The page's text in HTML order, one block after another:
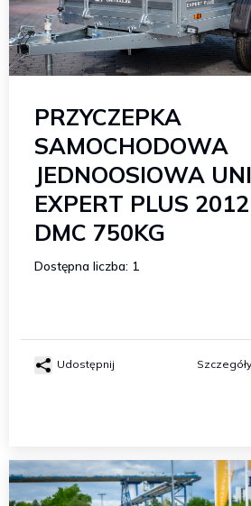
PRZYCZEPKA
SAMOCHODOWA
JEDNOOSIOWA
EXPERT PLUS
DMC 750KG
Dostępna liczba: 1
Udostępnij Szczegóły